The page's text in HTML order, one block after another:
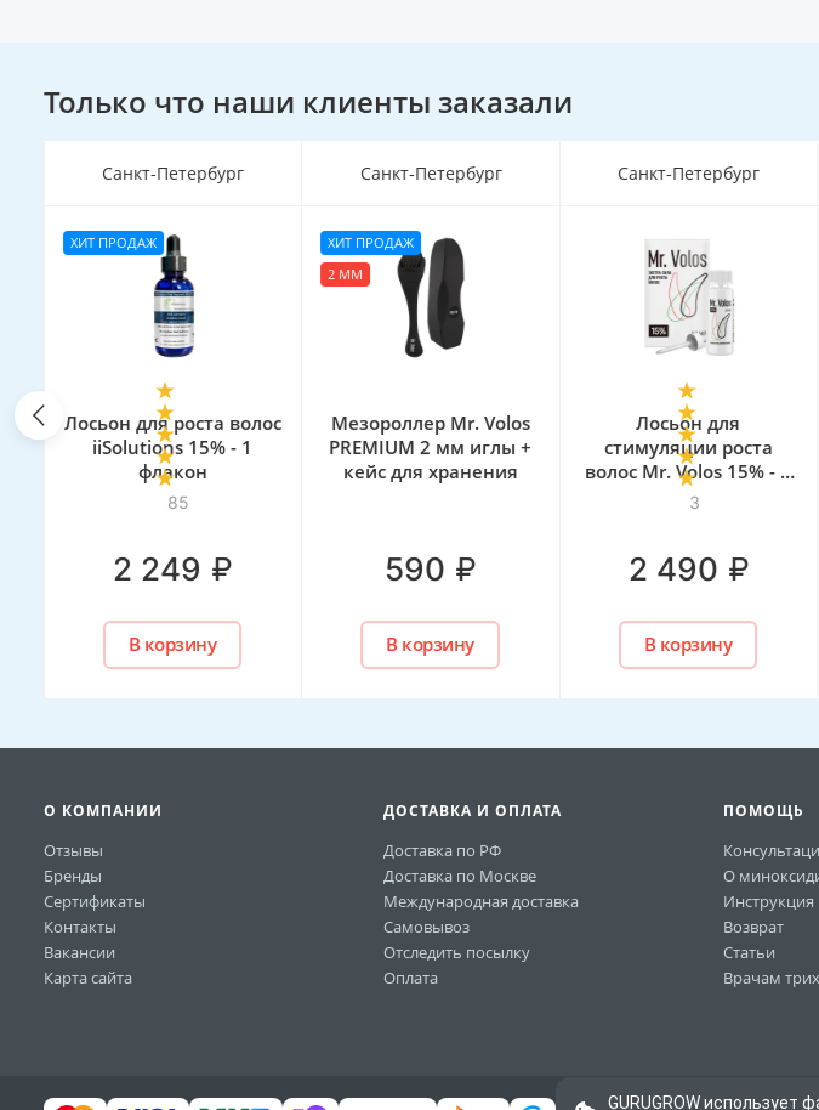
Только что наши клиенты заказали
Санкт-Петербург
ХИТ ПРОДАЖ
85
Лосьон для роста волос
iiSolutions 15% - 1
флакон
2 249 ₽
В корзину
Санкт-Петербург
ХИТ ПРОДАЖ
2 ММ
Мезороллер Mr. Volos
PREMIUM 2 мм иглы +
кейс для хранения
590 ₽
В корзину
Санкт-Петербург
3
Лосьон для
стимуляции роста
волос Mr. Volos 15% - 1
флакон
2 490 ₽
В корзину
О КОМПАНИИ
Отзывы
Бренды
Сертификаты
Контакты
Вакансии
Карта сайта
ДОСТАВКА И ОПЛАТА
Доставка по РФ
Доставка по Москве
Международная доставка
Самовывоз
Отследить посылку
Оплата
ПОМОЩЬ
О
Возврат
Статьи
Врачам
GURUGROW использует